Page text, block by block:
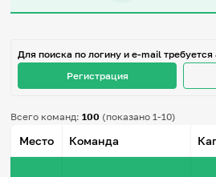
Незрячим
Регистрация
Для поиска по логину и e-mail требуется
Регистрация
Всего команд:100 (показано 1-10)
Место Команда